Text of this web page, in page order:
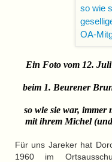
Ein Foto vom 12.
beim 1. Beurener
so wie sie war,
mit ihrem Michel
Für uns Jareker hat
1960 im